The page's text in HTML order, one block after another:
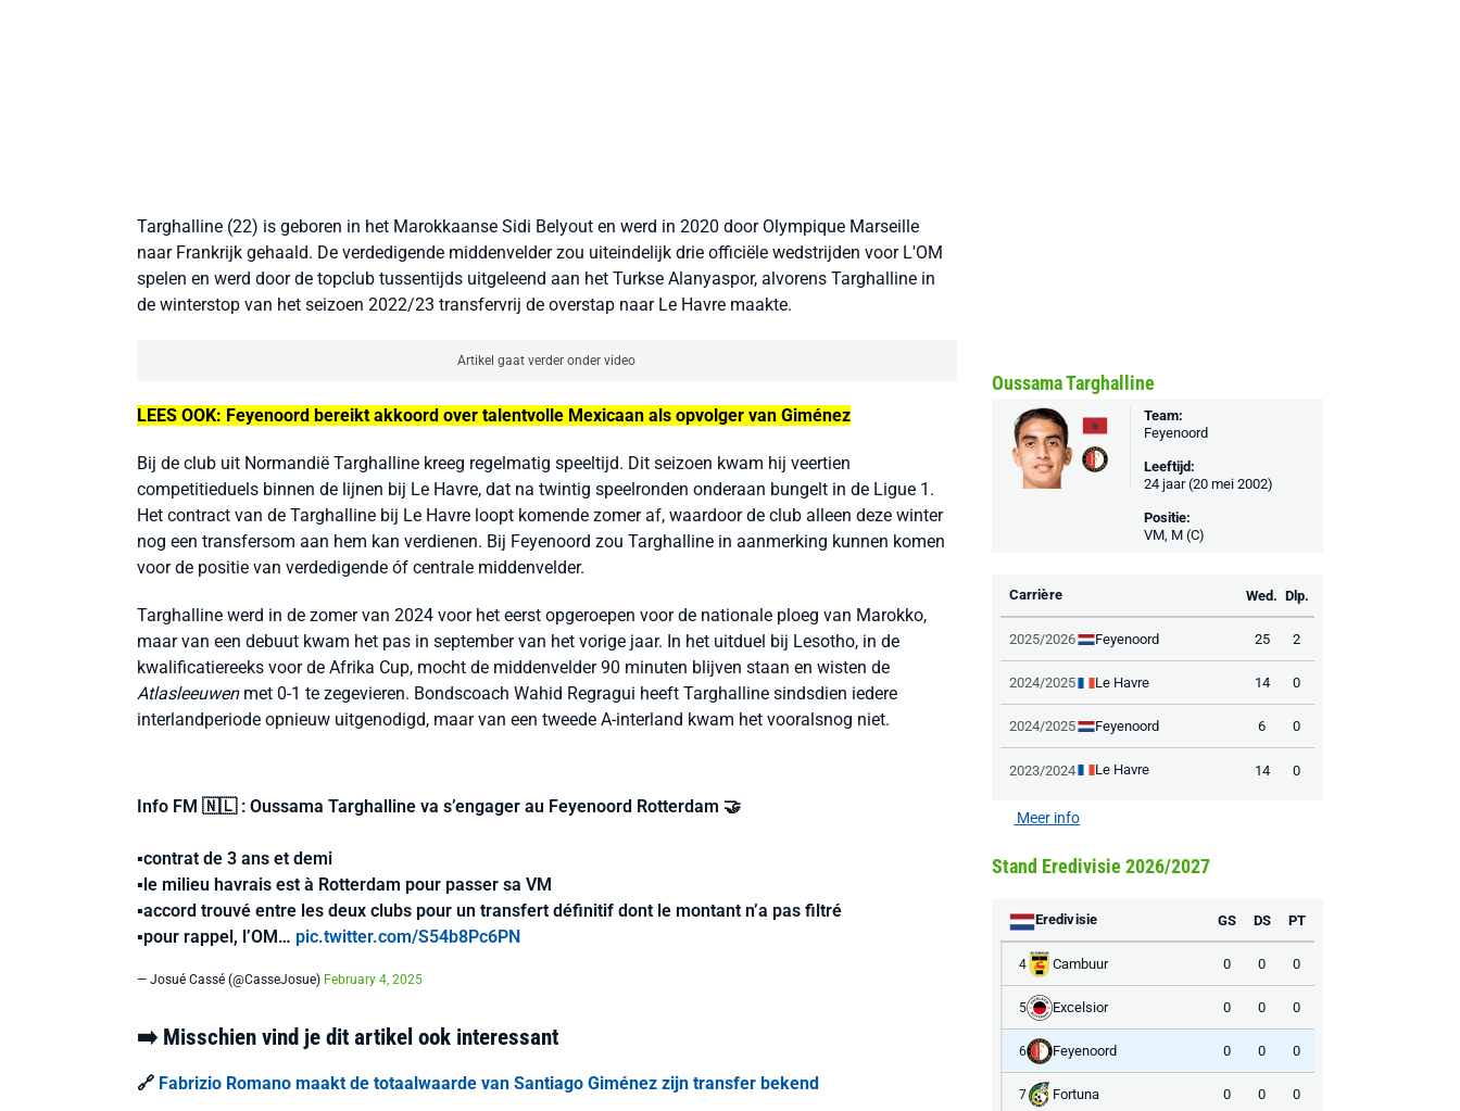
Targhalline (22) is geboren in het Marokkaanse Sidi Belyout en werd in 2020 door Olympique Marseille
naar Frankrijk gehaald. De verdedigende middenvelder zou uiteindelijk drie officiële wedstrijden voor L'OM
spelen en werd door de topclub tussentijds uitgeleend aan het Turkse Alanyaspor, alvorens Targhalline in
de winterstop van het seizoen 2022/23 transfervrij de overstap naar Le Havre maakte.
Artikel gaat verder onder video
LEES OOK: Feyenoord bereikt akkoord over talentvolle Mexicaan als opvolger van Giménez
Bij de club uit Normandië Targhalline kreeg regelmatig speeltijd. Dit seizoen kwam hij veertien
competitieduels binnen de lijnen bij Le Havre, dat na twintig speelronden onderaan bungelt in de Ligue 1.
Het contract van de Targhalline bij Le Havre loopt komende zomer af, waardoor de club alleen deze winter
nog een transfersom aan hem kan verdienen. Bij Feyenoord zou Targhalline in aanmerking kunnen komen
voor de positie van verdedigende óf centrale middenvelder.
Targhalline werd in de zomer van 2024 voor het eerst opgeroepen voor de nationale ploeg van Marokko,
maar van een debuut kwam het pas in september van het vorige jaar. In het uitduel bij Lesotho, in de
kwalificatiereeks voor de Afrika Cup, mocht de middenvelder 90 minuten blijven staan en wisten de
Atlasleeuwen met 0-1 te zegevieren. Bondscoach Wahid Regragui heeft Targhalline sindsdien iedere
interlandperiode opnieuw uitgenodigd, maar van een tweede A-interland kwam het vooralsnog niet.
Info FM 🇳🇱 : Oussama Targhalline va s’engager au Feyenoord Rotterdam 🤝
▪️contrat de 3 ans et demi
▪️le milieu havrais est à Rotterdam pour passer sa VM
▪️accord trouvé entre les deux clubs pour un transfert définitif dont le montant n’a pas filtré
▪️pour rappel, l’OM… pic.twitter.com/S54b8Pc6PN
— Josué Cassé (@CasseJosue) February 4, 2025
➡️ Misschien vind je dit artikel ook interessant
🔗 Fabrizio Romano maakt de totaalwaarde van Santiago Giménez zijn transfer bekend
Oussama Targhalline
Team:
Feyenoord
Leeftijd:
24 jaar (20 mei 2002)
Positie:
VM, M (C)
Carrière Wed. Dlp.
2025/2026 Feyenoord 25 2
2024/2025 Le Havre 14 0
2024/2025 Feyenoord 6 0
2023/2024 Le Havre 14 0
Meer info
Stand Eredivisie 2026/2027
Eredivisie GS DS PT
4 Cambuur 0 0 0
5 Excelsior 0 0 0
6 Feyenoord 0 0 0
7 Fortuna 0 0 0